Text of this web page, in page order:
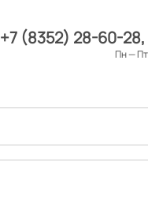
+7 (8352) 28-60-28
Пн —